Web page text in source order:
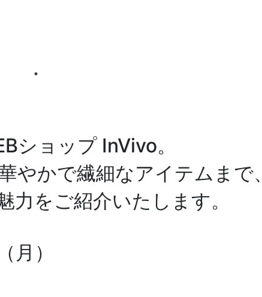
ショップ InVivo。
やかで繊細なアイテムまで、
をご紹介いたします。
）